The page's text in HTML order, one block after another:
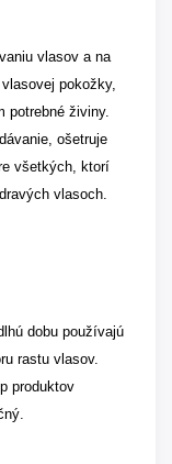
vlasov a na
pokožky,
potrebné živiny.
ošetruje
všetkých, ktorí
vlasoch.
dobu používajú
rastu vlasov.
produktov